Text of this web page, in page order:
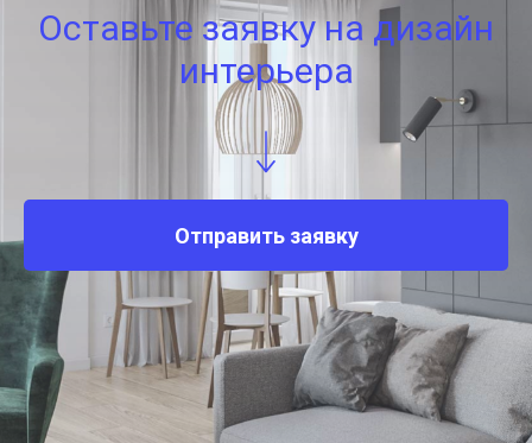
Оставьте заявку на дизайн
интерьера
Отправить заявку